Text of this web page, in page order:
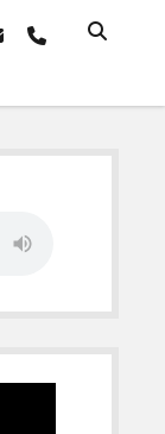
emailphone